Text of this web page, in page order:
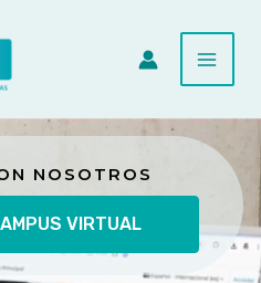
NOSOTROS
VIRTUAL